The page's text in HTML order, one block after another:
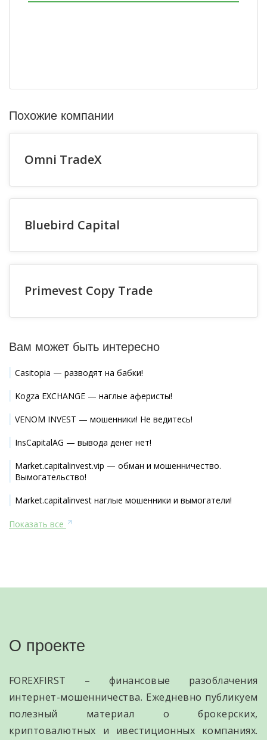
Похожие компании
Omni TradeX
Bluebird Capital
Primevest Copy Trade
Вам может быть интересно
Casitopia — разводят на бабки!
Kogza EXCHANGE — наглые аферисты!
VENOM INVEST — мошенники! Не ведитесь!
InsCapitalAG — вывода денег нет!
Market.capitalinvest.vip — обман и мошенничество.
Вымогательство!
Market.capitalinvest наглые мошенники и вымогатели!
Показать все
О проекте
FOREXFIRST – финансовые разоблачения
интернет-мошенничества. Ежедневно публикуем
полезный материал о брокерских,
криптовалютных и ивестиционных компаниях.